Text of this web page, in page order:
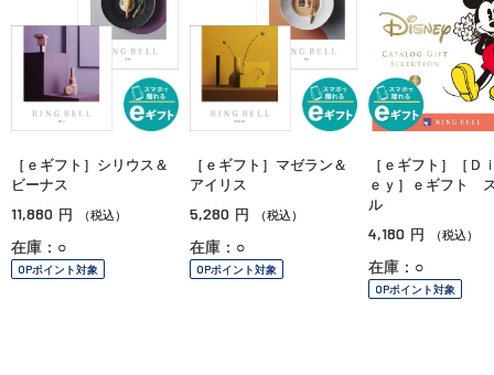
［ｅギフト］シリウス＆
ビーナス
11,880 円 （税込）
在庫：○
OPポイント対象
［ｅギフト］マゼラン＆
アイリス
5,280 円 （税込）
在庫：○
OPポイント対象
［ｅギフト］［Ｄ
ｅｙ］ｅギフト
ル
4,180 円 （税込）
在庫：○
OPポイント対象